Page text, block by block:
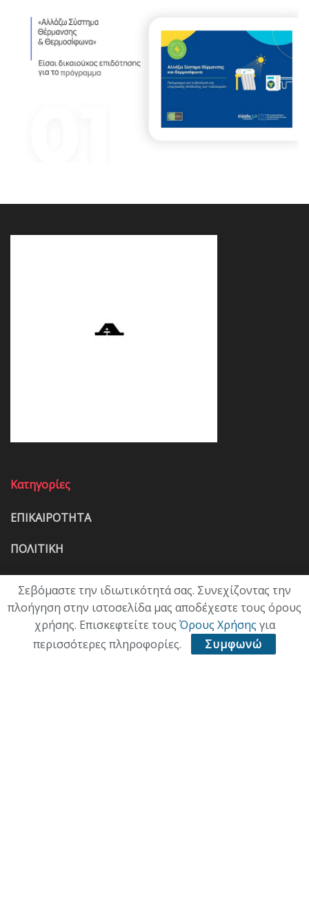
Κατηγορίες
ΕΠΙΚΑΙΡΟΤΗΤΑ
ΠΟΛΙΤΙΚΗ
ΟΙΚΟΝΟΜΙΑ
ΠΟΛΙΤΙΣΜΟΣ
ΥΓΕΙΑ
Σεβόμαστε την ιδιωτικότητά σας. Συνεχίζοντας την
πλοήγηση στην ιστοσελίδα μας αποδέχεστε τους όρους
χρήσης. Επισκεφτείτε τους Όρους Χρήσης για
περισσότερες πληροφορίες.
Συμφωνώ